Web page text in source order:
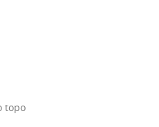
topo